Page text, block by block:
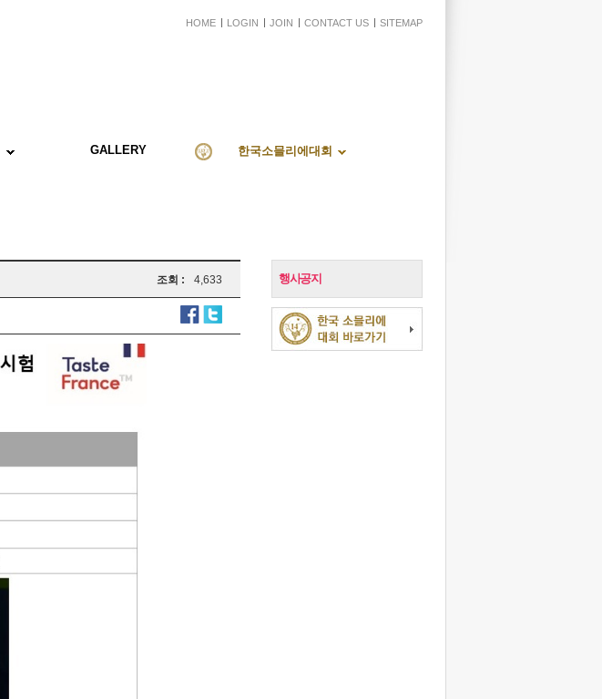
HOME LOGIN JOIN CONTACT US SITEMAP
GALLERY 한국소믈리에대회
조회 : 4,633 행사공지